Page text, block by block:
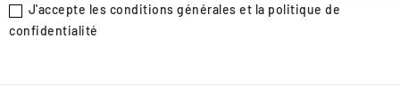
J'accepte les conditions générales et la politique de
confidentialité